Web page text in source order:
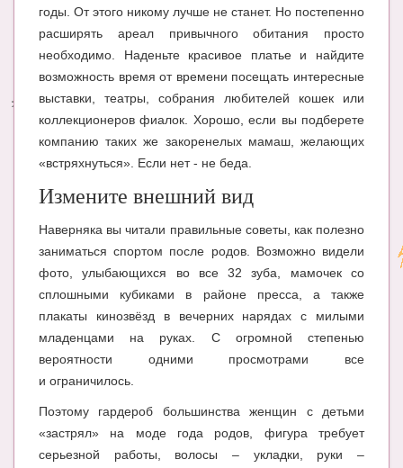
годы. От этого никому лучше не станет. Но постепенно
расширять ареал привычного обитания просто
необходимо. Наденьте красивое платье и найдите
возможность время от времени посещать интересные
выставки, театры, собрания любителей кошек или
коллекционеров фиалок. Хорошо, если вы подберете
компанию таких же закоренелых мамаш, желающих
«встряхнуться». Если нет - не беда.
Измените внешний вид
Наверняка вы читали правильные советы, как полезно
заниматься спортом после родов. Возможно видели
фото, улыбающихся во все 32 зуба, мамочек со
сплошными кубиками в районе пресса, а также
плакаты кинозвёзд в вечерних нарядах с милыми
младенцами на руках. С огромной степенью
вероятности одними просмотрами все
и ограничилось.
Поэтому гардероб большинства женщин с детьми
«застрял» на моде года родов, фигура требует
серьезной работы, волосы – укладки, руки –